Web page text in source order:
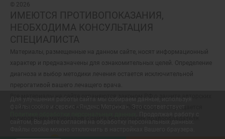
Для улучшения работы сайта мы собираем данные, используя
файлы cookie и сервис «Яндекс Метрика». Это соответствует
. Продолжая работу с
сайтом, Вы даёте согласие на обработку персональных данных.
© 2026
ИМЕЮТСЯ ПРОТИВОПОКАЗАНИЯ,
НЕОБХОДИМА КОНСУЛЬТАЦИЯ
СПЕЦИАЛИСТА
Материалы, размещенные на данном сайте, носят информационный
характер и предназначены для ознакомительных целей. Определение
диагноза и выбор методики лечения остается исключительной
прерогативой вашего лечащего врача.
Все материалы на сайте охраняются законом РФ о защите авторских
прав и являются собственностью ООО «Парацельс». Запрещается
копирование материалов с сайта без согласия правообладателя.